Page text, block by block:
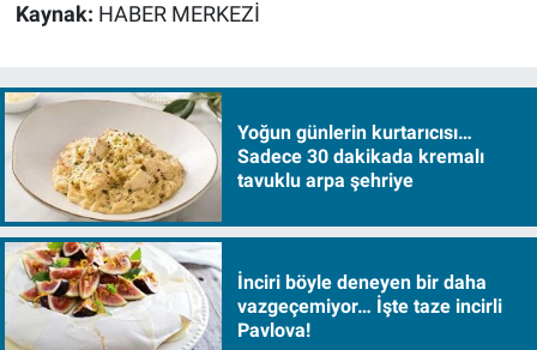
Kaynak: HABER MERKEZİ
Yoğun günlerin kurtarıcısı…
Sadece 30 dakikada kremalı
tavuklu arpa şehriye
İnciri böyle deneyen bir daha
vazgeçemiyor… İşte taze incirli
Pavlova!